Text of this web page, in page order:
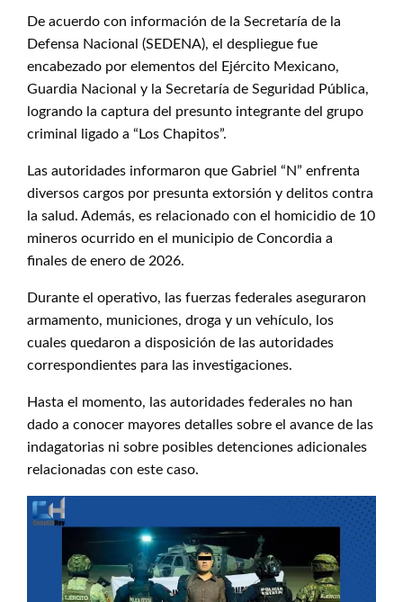
De acuerdo con información de la Secretaría de la
Defensa Nacional (SEDENA), el despliegue fue
encabezado por elementos del Ejército Mexicano,
Guardia Nacional y la Secretaría de Seguridad Pública,
logrando la captura del presunto integrante del grupo
criminal ligado a “Los Chapitos”.
Las autoridades informaron que Gabriel “N” enfrenta
diversos cargos por presunta extorsión y delitos contra
la salud. Además, es relacionado con el homicidio de 10
mineros ocurrido en el municipio de Concordia a
finales de enero de 2026.
Durante el operativo, las fuerzas federales aseguraron
armamento, municiones, droga y un vehículo, los
cuales quedaron a disposición de las autoridades
correspondientes para las investigaciones.
Hasta el momento, las autoridades federales no han
dado a conocer mayores detalles sobre el avance de las
indagatorias ni sobre posibles detenciones adicionales
relacionadas con este caso.